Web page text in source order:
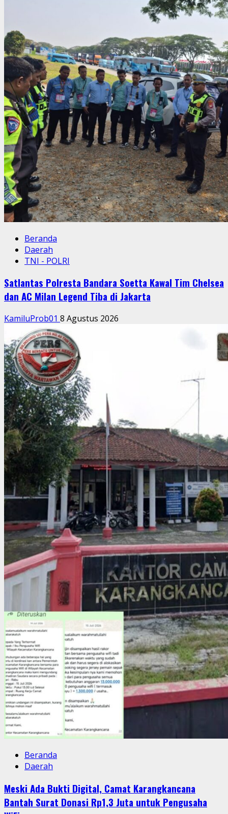
Beranda
Daerah
TNI - POLRI
Satlantas Polresta Bandara Soetta Kawal Tim Chelsea
dan AC Milan Legend Tiba di Jakarta
KamiluProb01 8 Agustus 2026
Beranda
Daerah
Meski Ada Bukti Digital, Camat Karangkancana
Bantah Surat Donasi Rp1,3 Juta untuk Pengusaha